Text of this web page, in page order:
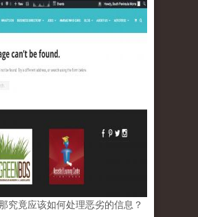
究竟应该如何处理恶劣的信息？